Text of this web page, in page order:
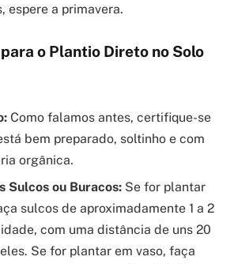
espere a primavera.
o Plantio Direto no Solo
Como falamos antes, certifique-se
bem preparado, soltinho e com
orgânica.
Sulcos ou Buracos: Se for plantar
sulcos de aproximadamente 1 a 2
com uma distância de uns 20
Se for plantar em vaso, faça